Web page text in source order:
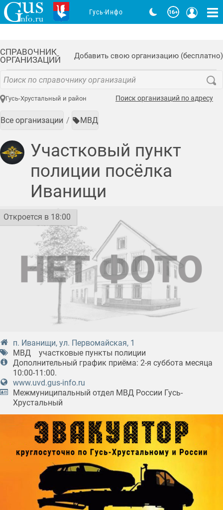
СПРАВОЧНИК
ОРГАНИЗАЦИЙ
Добавить свою организацию (бесплатно)
Гусь-Хрустальный и район Поиск организаций по адресу
Все организации МВД
Участковый пункт
полиции посёлка
Иванищи
Откроется в 18:00
п. Иванищи, ул. Первомайская, 1
МВД
участковые пункты полиции
Дополнительный график приёма: 2-я суббота месяца
10:00-11:00.
www.uvd.gus-info.ru
Межмуниципальный отдел МВД России Гусь-
Хрустальный
Гусь-Инфо